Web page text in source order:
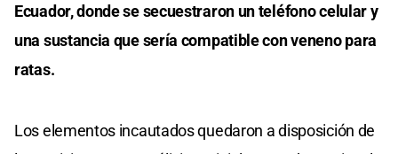
Ecuador, donde se secuestraron un teléfono celular y
una sustancia que sería compatible con veneno para
ratas.
Los elementos incautados quedaron a disposición de